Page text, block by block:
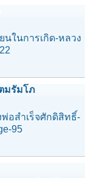
นในการเกิด-หลวง
มรัมโภ
พ่อสำเร็จศักดิสิทธิ์-
95